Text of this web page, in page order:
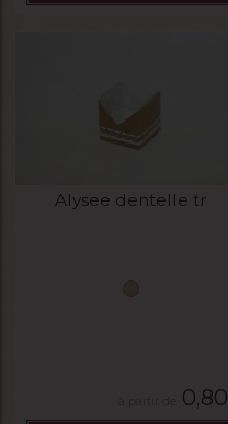
Alysee dentelle tr
0,80